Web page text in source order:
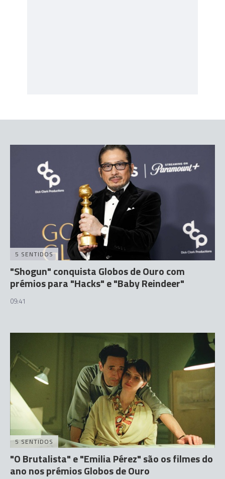
5 SENTIDOS
"Shogun" conquista Globos de Ouro com
prémios para "Hacks" e "Baby Reindeer"
09:41
5 SENTIDOS
"O Brutalista" e "Emilia Pérez" são os filmes do
ano nos prémios Globos de Ouro